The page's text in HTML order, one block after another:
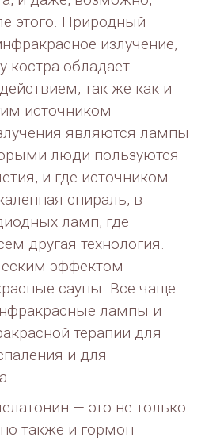
этого. Природный
излучение,
костра обладает
действием, так же как и
источником
являются лампы
люди пользуются
и где источником
спираль, в
ламп, где
другая технология.
эффектом
сауны. Все чаще
лампы и
терапии для
и для
— это не только
также и гормон